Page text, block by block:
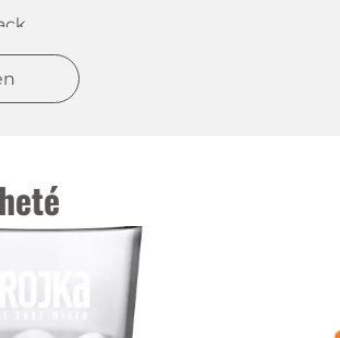
in den Supermärkten und
diesem Produkt.
den Regalen der Supermärkte ein
Liqueur entdeckt.